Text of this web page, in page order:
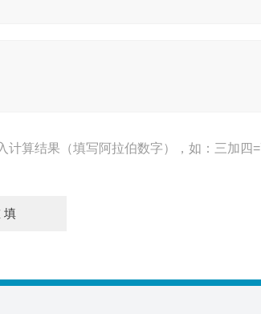
计算结果（填写阿拉伯数字），如：三加四